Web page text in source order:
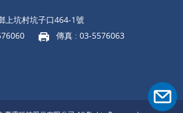
上坑村坑子口464-1號
傳真 : 03-5576063